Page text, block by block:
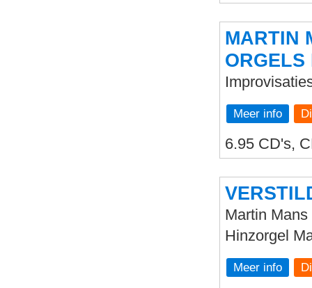
MARTIN
ORGELS
Meer info
6.95 CD's,
Martin
Hinzorgel
Meer info